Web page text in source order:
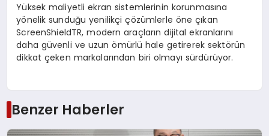
Yüksek maliyetli ekran sistemlerinin korunmasına
yönelik sunduğu yenilikçi çözümlerle öne çıkan
ScreenShieldTR, modern araçların dijital ekranlarını
daha güvenli ve uzun ömürlü hale getirerek sektörün
dikkat çeken markalarından biri olmayı sürdürüyor.
Benzer Haberler